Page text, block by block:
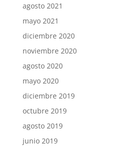
agosto 2021
mayo 2021
diciembre 2020
noviembre 2020
agosto 2020
mayo 2020
diciembre 2019
octubre 2019
agosto 2019
junio 2019